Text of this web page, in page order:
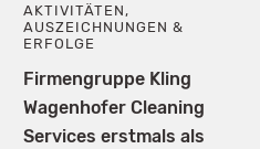
AKTIVITÄTEN,
AUSZEICHNUNGEN &
ERFOLGE
Firmengruppe Kling
Wagenhofer Cleaning
Services erstmals als